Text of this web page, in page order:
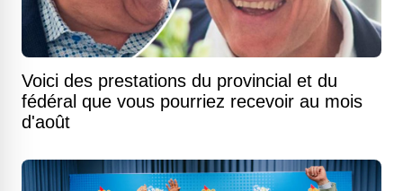
Voici des prestations du provincial et du
fédéral que vous pourriez recevoir au mois
d'août